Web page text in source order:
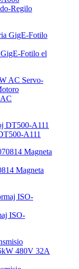
Regilo
Fotilo el
A111
Magneta
ISO-